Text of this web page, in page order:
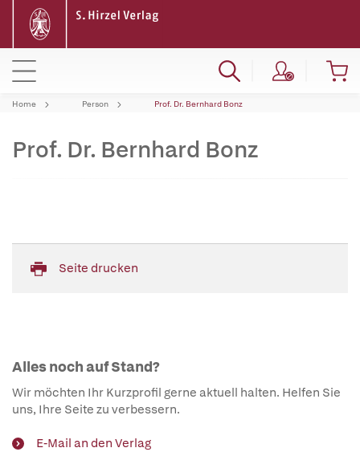
Home Person Prof. Dr. Bernhard Bonz
Prof. Dr. Bernhard Bonz
Seite drucken
Alles noch auf Stand?
Wir möchten Ihr Kurzprofil gerne aktuell halten. Helfen Sie
uns, Ihre Seite zu verbessern.
E-Mail an den Verlag